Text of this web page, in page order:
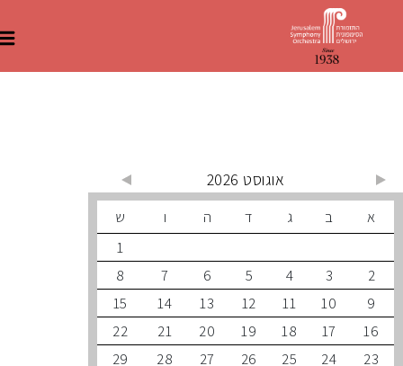
ב ד ה ו
ש
3
5
6
7
8
10
11
12
13
14
15
17
18
19
20
21
22
24
25
26
27
28
29